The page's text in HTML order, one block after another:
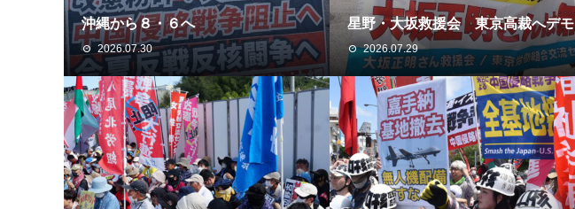
沖縄から８・６へ
2026.07.30
星野・大坂救援会 東京高裁へデモ
2026.07.29